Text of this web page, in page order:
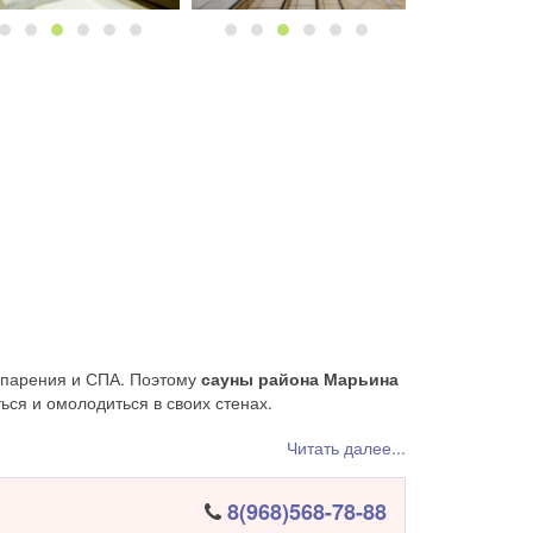
и СПА. Поэтому сауны района Марьина
и омолодиться в своих стенах.
большой компанией,
Читать далее...
8(968)568-78-88